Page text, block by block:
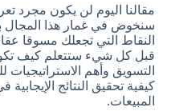
مقالنا اليوم لن يكون مجرد
سنخوض في غمار هذا
النقاط التي تجعلك مسوقا
قبل كل شيء ستتعلم كيف
التسويق وأهم الاستراتيجيات
كيفية تحقيق النتائج
المبيعات.